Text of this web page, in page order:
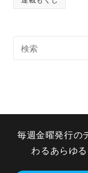
毎週金曜発行の
わるあらゆ